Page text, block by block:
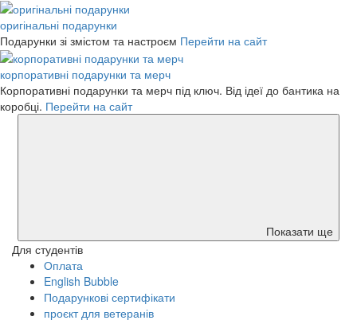
оригінальні подарунки
Подарунки зі змістом та настроєм Перейти на сайт
корпоративні подарунки та мерч
Корпоративні подарунки та мерч під ключ. Від ідеї до бантика на
коробці. Перейти на сайт
Показати ще
Для студентів
Оплата
English Bubble
Подарункові сертифікати
проєкт для ветеранів